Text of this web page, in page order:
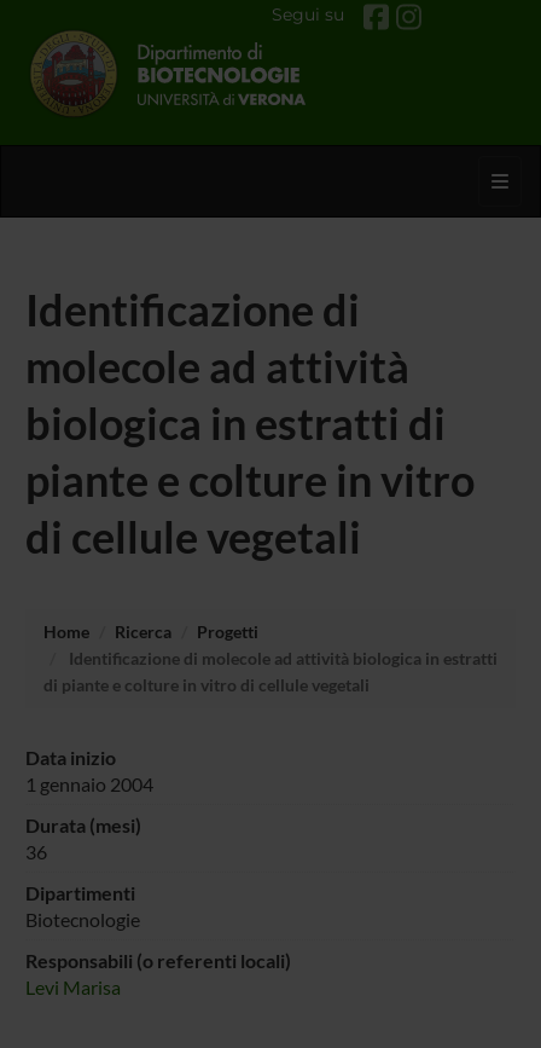
Segui su
Identificazione di
molecole ad attività
biologica in estratti di
piante e colture in vitro
di cellule vegetali
Home Ricerca
Progetti
Identificazione di molecole ad attività biologica in estratti
di piante e colture in vitro di cellule vegetali
Data inizio
1 gennaio 2004
Durata (mesi)
36
Dipartimenti
Biotecnologie
Responsabili (o referenti locali)
Levi Marisa